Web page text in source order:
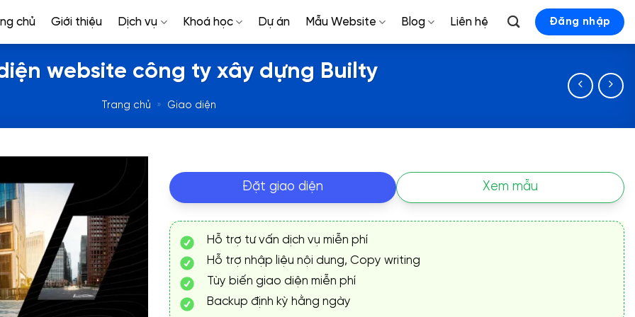
chủ Giới thiệu Dịch vụ Khoá học Dự án Mẫu Website Blog Liên hệ Đăng nhập
website công ty xây dựng Builty
Trang chủ » Giao diện
Đặt giao diện Xem mẫu
Hỗ trợ tư vấn dịch vụ miễn phí
Hỗ trợ nhập liệu nội dung, Copy writing
Tùy biến giao diện miễn phí
Backup định kỳ hằng ngày